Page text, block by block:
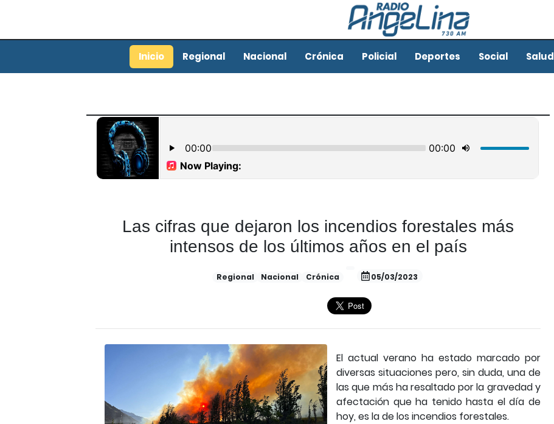
Inicio Regional Nacional Crónica Policial Deportes Social Salud
Las cifras que dejaron los incendios forestales más
intensos de los últimos años en el país
Regional Nacional Crónica 05/03/2023
El actual verano ha estado marcado por
diversas situaciones pero, sin duda, una de
las que más ha resaltado por la gravedad y
afectación que ha tenido hasta el día de
hoy, es la de los incendios forestales.